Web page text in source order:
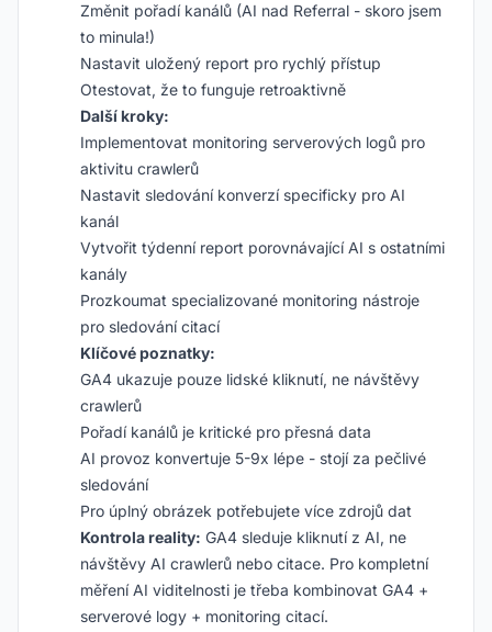
Změnit pořadí kanálů (AI nad Referral - skoro jsem
to minula!)
Nastavit uložený report pro rychlý přístup
Otestovat, že to funguje retroaktivně
Další kroky:
Implementovat monitoring serverových logů pro
aktivitu crawlerů
Nastavit sledování konverzí specificky pro AI
kanál
Vytvořit týdenní report porovnávající AI s ostatními
kanály
Prozkoumat specializované monitoring nástroje
pro sledování citací
Klíčové poznatky:
GA4 ukazuje pouze lidské kliknutí, ne návštěvy
crawlerů
Pořadí kanálů je kritické pro přesná data
AI provoz konvertuje 5-9x lépe - stojí za pečlivé
sledování
Pro úplný obrázek potřebujete více zdrojů dat
Kontrola reality: GA4 sleduje kliknutí z AI, ne
návštěvy AI crawlerů nebo citace. Pro kompletní
měření AI viditelnosti je třeba kombinovat GA4 +
serverové logy + monitoring citací.